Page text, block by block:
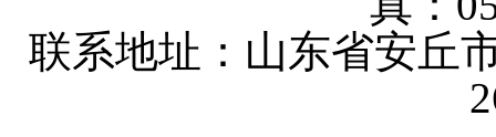
联系地址：山东省安丘